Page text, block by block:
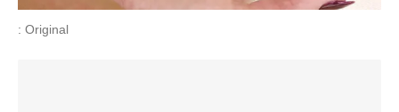
: Original